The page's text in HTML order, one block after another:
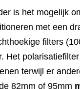
is het mogelijk
met een
filters
Het
terwijl er
82mm of 95mm